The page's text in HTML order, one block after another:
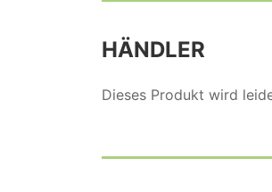
HÄNDLER
Dieses Produkt wird